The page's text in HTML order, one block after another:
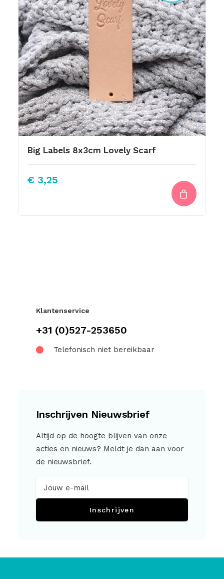
Big Labels 8x3cm Lovely Scarf
€ 3,25
Klantenservice
+31 (0)527-253650
Telefonisch niet bereikbaar
Inschrijven Nieuwsbrief
Altijd op de hoogte blijven van onze
acties en nieuws? Meldt je dan aan voor
de nieuwsbrief.
Inschrijven